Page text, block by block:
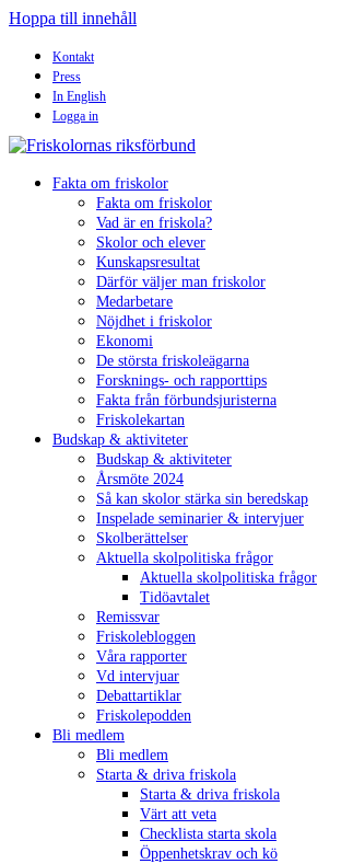
Hoppa till innehåll
Kontakt
Press
In English
Logga in
Fakta om friskolor
Fakta om friskolor
Vad är en friskola?
Skolor och elever
Kunskapsresultat
Därför väljer man friskolor
Medarbetare
Nöjdhet i friskolor
Ekonomi
De största friskoleägarna
Forsknings- och rapporttips
Fakta från förbundsjuristerna
Friskolekartan
Budskap & aktiviteter
Budskap & aktiviteter
Årsmöte 2024
Så kan skolor stärka sin beredskap
Inspelade seminarier & intervjuer
Skolberättelser
Aktuella skolpolitiska frågor
Aktuella skolpolitiska frågor
Tidöavtalet
Remissvar
Friskolebloggen
Våra rapporter
Vd intervjuar
Debattartiklar
Friskolepodden
Bli medlem
Bli medlem
Starta & driva friskola
Starta & driva friskola
Värt att veta
Checklista starta skola
Öppenhetskrav och kö